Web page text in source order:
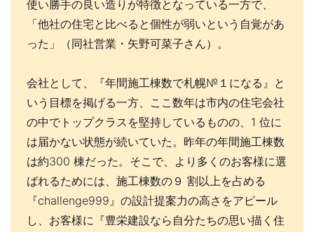
使い勝手の良い造りが特徴となっている一方で、
「他社の住宅と比べると個性が弱いという自覚があ
った」（同社営業・矢野可菜子さん）。
会社として、『年間施工棟数で札幌№１になる』と
いう目標を掲げる一方、ここ数年は市内の住宅会社
の中でトップクラスを堅持しているものの、1 位に
は届かない状態が続いていた。昨年の年間施工棟数
は約300 棟だった。そこで、より多くのお客様に選
ばれるためには、施工棟数の９ 割以上を占める
『challenge999』の設計提案力の高さをアピール
し、お客様に『豊栄建設なら自分たちの思い描く住